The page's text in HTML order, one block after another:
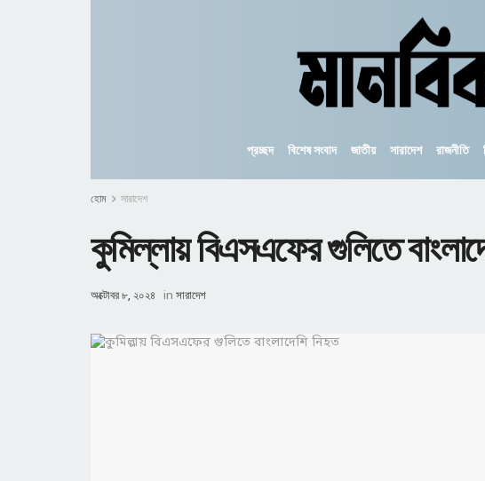
প্রচ্ছদ বিশেষ সংবাদ জাতীয় সারাদেশ রাজনীতি
হোম সারাদেশ
কুমিল্লায় বিএসএফের গুলিতে
অক্টোবর ৮, ২০২৪ in সারাদেশ